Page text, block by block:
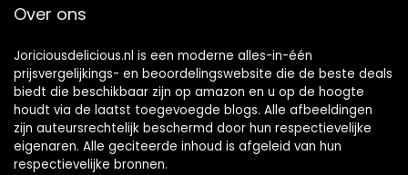
Over ons
Joriciousdelicious.nl is een moderne alles-in-één
prijsvergelijkings- en beoordelingswebsite die de beste deals
biedt die beschikbaar zijn op amazon en u op de hoogte
houdt via de laatst toegevoegde blogs. Alle afbeeldingen
zijn auteursrechtelijk beschermd door hun respectievelijke
eigenaren. Alle geciteerde inhoud is afgeleid van hun
respectievelijke bronnen.